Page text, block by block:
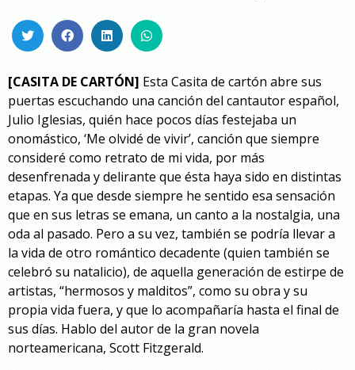
[CASITA DE CARTÓN] Esta Casita de cartón abre sus
puertas escuchando una canción del cantautor español,
Julio Iglesias, quién hace pocos días festejaba un
onomástico, ‘Me olvidé de vivir’, canción que siempre
consideré como retrato de mi vida, por más
desenfrenada y delirante que ésta haya sido en distintas
etapas. Ya que desde siempre he sentido esa sensación
que en sus letras se emana, un canto a la nostalgia, una
oda al pasado. Pero a su vez, también se podría llevar a
la vida de otro romántico decadente (quien también se
celebró su natalicio), de aquella generación de estirpe de
artistas, “hermosos y malditos”, como su obra y su
propia vida fuera, y que lo acompañaría hasta el final de
sus días. Hablo del autor de la gran novela
norteamericana, Scott Fitzgerald.